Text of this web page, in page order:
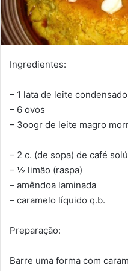
Ingredientes:
– 1 lata de leite condensado
– 6 ovos
– 3oogr de leite magro
– 2 c. (de sopa) de café
– ½ limão (raspa)
– amêndoa laminada
– caramelo líquido q.b.
Preparação:
Barre uma forma com